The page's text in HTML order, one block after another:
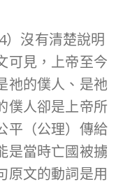
）沒有清楚說明
可見，上帝至今
祂的僕人、是祂
僕人卻是上帝所
平（公理）傳給
是當時亡國被擄
原文的動詞是用